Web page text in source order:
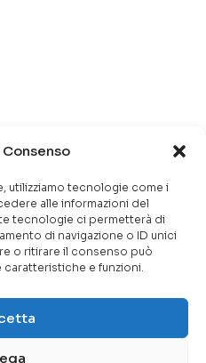
utilizziamo tecnologie come i
alle informazioni del
tecnologie ci permetterà di
di navigazione o ID unici
o ritirare il consenso può
caratteristiche e funzioni.
C.F. /P.IVA 12580491004